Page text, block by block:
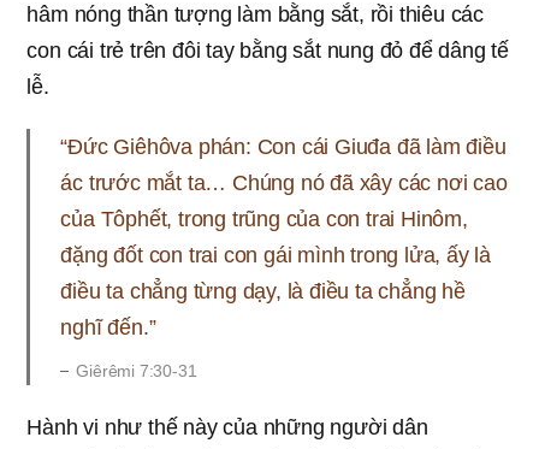
hâm nóng thần tượng làm bằng sắt, rồi thiêu các
con cái trẻ trên đôi tay bằng sắt nung đỏ để dâng tế
lễ.
“Đức Giêhôva phán: Con cái Giuđa đã làm điều
ác trước mắt ta… Chúng nó đã xây các nơi cao
của Tôphết, trong trũng của con trai Hinôm,
đặng đốt con trai con gái mình trong lửa, ấy là
điều ta chẳng từng dạy, là điều ta chẳng hề
nghĩ đến.”
Giêrêmi 7:30-31
Hành vi như thế này của những người dân